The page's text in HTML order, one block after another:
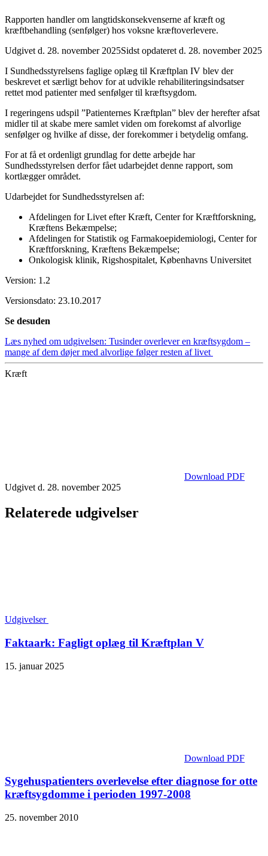
Rapporten handler om langtidskonsekvenserne af kræft og
kræftbehandling (senfølger) hos voksne kræftoverlevere.
Udgivet d. 28. november 2025Sidst opdateret d. 28. november 2025
I Sundhedsstyrelsens faglige oplæg til Kræftplan IV blev der
beskrevet et særligt behov for at udvikle rehabiliteringsindsatser
rettet mod patienter med senfølger til kræftsygdom.
I regeringens udspil ”Patienternes Kræftplan” blev der herefter afsat
midler til at skabe mere samlet viden om forekomst af alvorlige
senfølger og hvilke af disse, der forekommer i betydelig omfang.
For at få et ordenligt grundlag for dette arbejde har
Sundhedsstyrelsen derfor fået udarbejdet denne rapport, som
kortlægger området.
Udarbejdet for Sundhedsstyrelsen af:
Afdelingen for Livet efter Kræft, Center for Kræftforskning,
Kræftens Bekæmpelse;
Afdelingen for Statistik og Farmakoepidemiologi, Center for
Kræftforskning, Kræftens Bekæmpelse;
Onkologisk klinik, Rigshospitalet, Københavns Universitet
Version: 1.2
Versionsdato: 23.10.2017
Se desuden
Læs nyhed om udgivelsen: Tusinder overlever en kræftsygdom –
mange af dem døjer med alvorlige følger resten af livet
Kræft
Download PDF
Udgivet d. 28. november 2025
Relaterede udgivelser
Udgivelser
Faktaark: Fagligt oplæg til Kræftplan V
15. januar 2025
Download PDF
Sygehuspatienters overlevelse efter diagnose for otte
kræftsygdomme i perioden 1997-2008
25. november 2010